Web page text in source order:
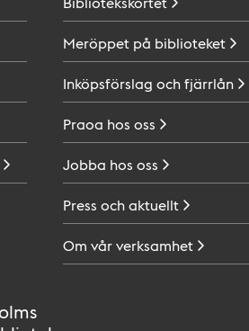
Meröppet på biblioteket
Inköpsförslag ochfjärrlån
Praoa hos oss
Jobba hos oss
Press ochaktuellt
Om vårverksamhet